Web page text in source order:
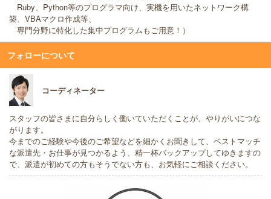
Ruby、Python等のプログラマ向け、実機を用いたネットワーク構
築、VBAマクロ作成等、
専門分野に特化した集中プログラムもご用意！）
フォローについて
コーディネーター
スタッフの皆さまに自分らしく働いていただくことが、やりがいにつな
がります。
今までのご経験や今後のご希望などを細かくお聞きして、ベストマッチ
な派遣先・お仕事が見つかるよう、精一杯バックアップしてゆきますの
で、派遣が初めての方もそうでない方も、お気軽にご相談ください。